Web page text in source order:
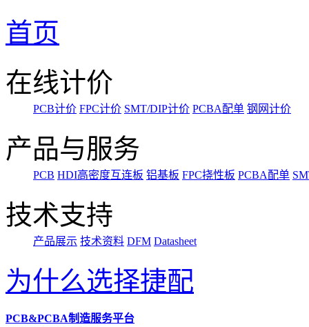
首页
在线计价
PCB计价 FPC计价 SMT/DIP计价 PCBA配单 钢网计价
产品与服务
PCB HDI高密度互连板 铝基板 FPC挠性板 PCBA配单
技术支持
产品展示 技术资料 DFM Datasheet
为什么选择捷配
PCB&PCBA制造服务平台